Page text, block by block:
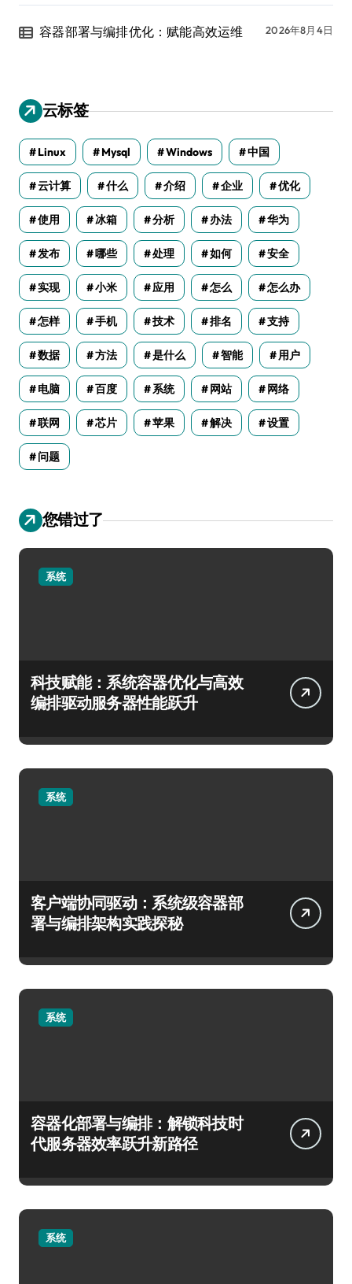
容器部署与编排优化：赋能高效运维 2026年8月4日
云标签
Linux Mysql Windows 中国
云计算 什么 介绍 企业 优化
使用 冰箱 分析 办法 华为
发布 哪些 处理 如何 安全
实现 小米 应用 怎么 怎么办
怎样 手机 技术 排名 支持
数据 方法 是什么 智能 用户
电脑 百度 系统 网站 网络
联网 芯片 苹果 解决 设置
问题
您错过了
系统
科技赋能：系统容器优化与高效
编排驱动服务器性能跃升
系统
客户端协同驱动：系统级容器部
署与编排架构实践探秘
系统
容器化部署与编排：解锁科技时
代服务器效率跃升新路径
系统